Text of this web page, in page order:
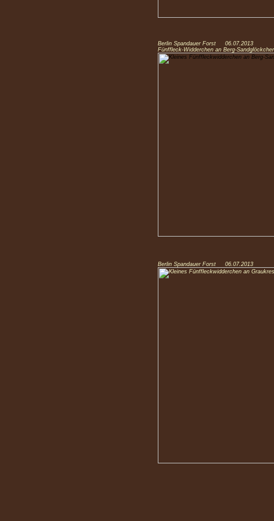
Berlin Spandauer Forst 06.07.2013
Fünffleck-Widderchen an Berg-
Berlin Spandauer Forst 06.07.2013